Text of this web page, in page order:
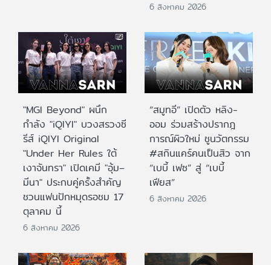
6 สิงหาคม 2026
"MGI Beyond" ผนึก
กำลัง "iQIYI" บวงสรวงซี
รีส์ iQIYI Original
"Under Her Rules ใต้
เงาจันทรา" เปิดเคมี "อุ้ม–
มีนา" ประกบคู่ครั้งสำคัญ
ชวนแฟนปักหมุดรอชม 17
ตุลาคม นี้
6 สิงหาคม 2026
“สมูทอี” เปิดตัว หลิง-
ออม ร่วมสร้างปรากฎ
การณ์ผิวใหม่ ชูนวัตกรรม
#สกินแคร์คนเป็นสิว จาก
“เบบี้ เฟซ” สู่ “เบบี้
เฟียส”
6 สิงหาคม 2026